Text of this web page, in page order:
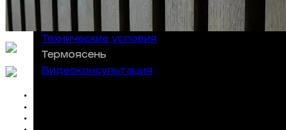
Технические условия
Термоясень
Видеокон­сультация